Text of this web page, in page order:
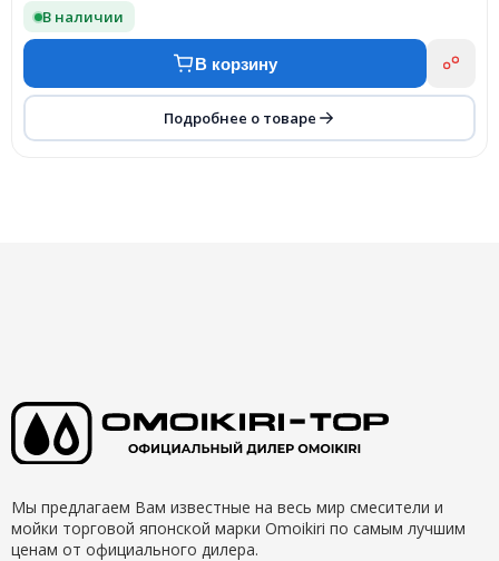
В наличии
В корзину
Подробнее о товаре
Мы предлагаем Вам известные на весь мир смесители и
мойки торговой японской марки Omoikiri по самым лучшим
ценам от официального дилера.